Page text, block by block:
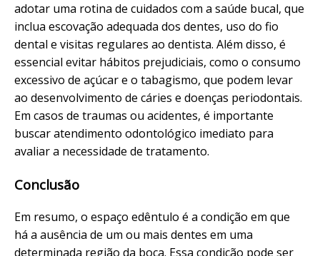
adotar uma rotina de cuidados com a saúde bucal, que
inclua escovação adequada dos dentes, uso do fio
dental e visitas regulares ao dentista. Além disso, é
essencial evitar hábitos prejudiciais, como o consumo
excessivo de açúcar e o tabagismo, que podem levar
ao desenvolvimento de cáries e doenças periodontais.
Em casos de traumas ou acidentes, é importante
buscar atendimento odontológico imediato para
avaliar a necessidade de tratamento.
Conclusão
Em resumo, o espaço edêntulo é a condição em que
há a ausência de um ou mais dentes em uma
determinada região da boca. Essa condição pode ser